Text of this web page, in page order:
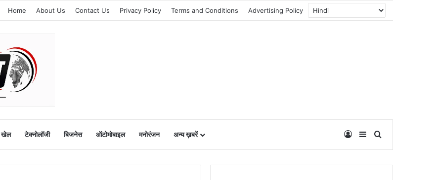
Home About Us Contact Us Privacy Policy Terms and Conditions Advertising Policy
खेल टेक्नोलॉजी बिजनेस ऑटोमोबाइल मनोरंजन अन्य ख़बरें Log InSidebar